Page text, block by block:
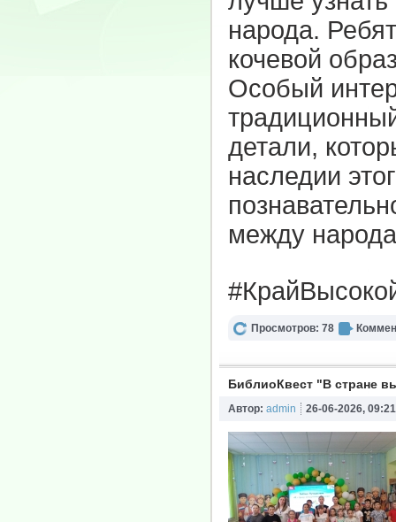
народа.
кочевой
Особый
детали,
наследии
между
Просмотров: 78
БиблиоКвест "В стране
Автор: admin 26-06-2026, 09:21